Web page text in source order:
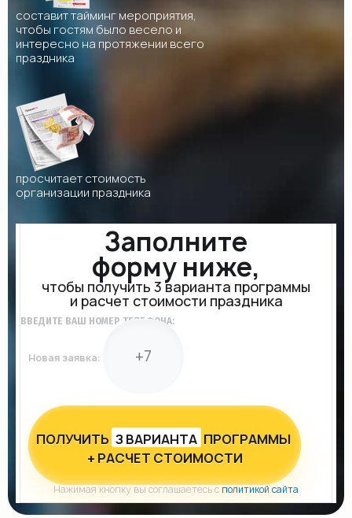
составит тайминг мероприятия,
чтобы гостям было весело и
интересно на протяжении всего
праздника
просчитает стоимость
организации праздника
Заполните
форму ниже,
чтобы получить 3 варианта программы
и расчет стоимости праздника
ВВЕДИТЕ ВАШ НОМЕР ТЕЛЕФОНА:
Новая заявка:
ПОЛУЧИТЬ З ВАРИАНТА ПРОГРАММЫ
+ РАСЧЕТ СТОИМОСТИ
Нажимая кнопку вы соглашаетесь сполитикой сайта